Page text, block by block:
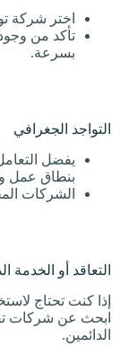
اختر شركة
تأكد من
بسرعة.
التواجد الجغرافي
يفضل
بنطاق عمل
الشركات
التعاقد أو الخدمة
إذا كنت تحتاج
ابحث عن شركات
الدائمين.